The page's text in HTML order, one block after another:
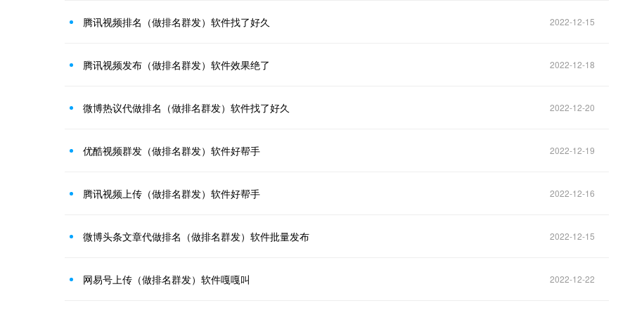
腾讯视频排名（做排名群发）软件找了好久 2022-12-15
腾讯视频发布（做排名群发）软件效果绝了 2022-12-18
微博热议代做排名（做排名群发）软件找了好久 2022-12-20
优酷视频群发（做排名群发）软件好帮手 2022-12-19
腾讯视频上传（做排名群发）软件好帮手 2022-12-16
微博头条文章代做排名（做排名群发）软件批量发布 2022-12-15
网易号上传（做排名群发）软件嘎嘎叫 2022-12-22